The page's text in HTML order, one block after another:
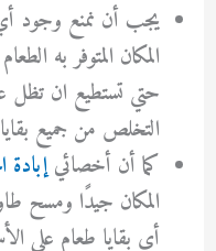
يجب أن نمنع وجود
المكان المتوفر به
حتي تستطيع ان تظل
التخلص من جميع
كما أن أخصائي
المكان جيدًا ومسح
أي بقايا طعام علي